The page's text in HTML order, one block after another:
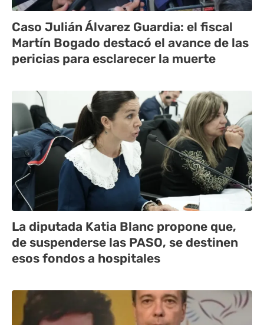
Caso Julián Álvarez Guardia: el fiscal
Martín Bogado destacó el avance de las
pericias para esclarecer la muerte
La diputada Katia Blanc propone que,
de suspenderse las PASO, se destinen
esos fondos a hospitales